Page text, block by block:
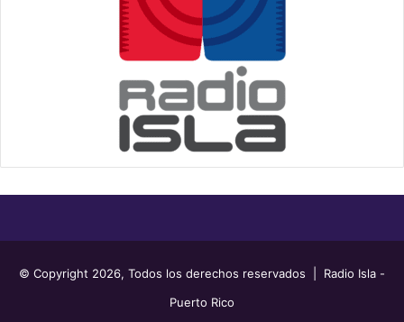
© Copyright 2026, Todos los derechos reservados | Radio Isla -
Puerto Rico